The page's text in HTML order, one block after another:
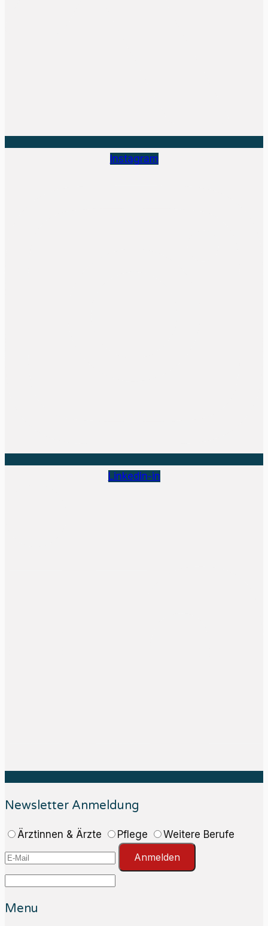
Instagram
Linkedin-in
Newsletter Anmeldung
Ärztinnen & Ärzte Pflege
Weitere Berufe
Anmelden
Menu